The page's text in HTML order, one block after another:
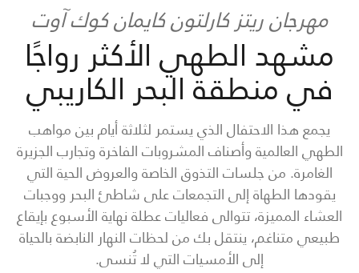
مهرجان ريتز كارلتون كايمان كوك آوت
مشهد الطهي الأكثر رواجًا
في منطقة البحر الكاريبي
يجمع هذا الاحتفال الذي يستمر لثلاثة أيام بين مواهب
الطهي العالمية وأصناف المشروبات الفاخرة وتجارب الجزيرة
الغامرة. من جلسات التذوق الخاصة والعروض الحية التي
يقودها الطهاة إلى التجمعات على شاطئ البحر ووجبات
العشاء المميزة، تتوالى فعاليات عطلة نهاية الأسبوع بإيقاع
طبيعي متناغم، ينتقل بك من لحظات النهار النابضة بالحياة
إلى الأمسيات التي لا تُنسى.